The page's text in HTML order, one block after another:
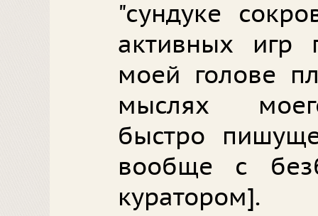
"сундуке
активных игр
моей голове
мыслях
быстро
вообще с
куратором].